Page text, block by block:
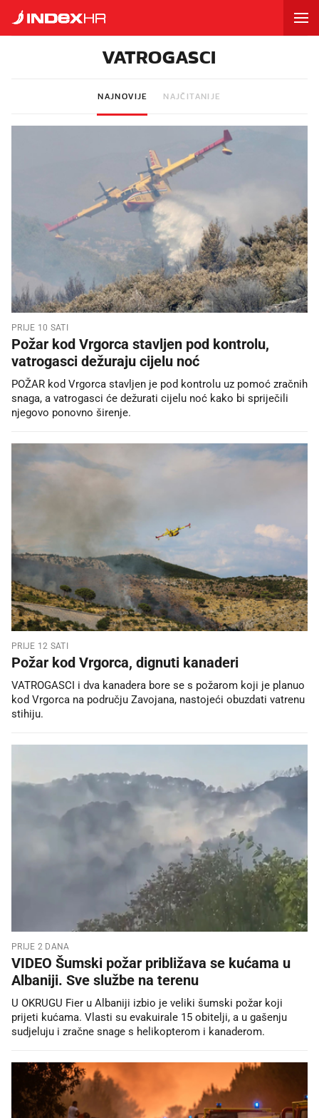
VATROGASCI
NAJNOVIJE NAJČITANIJE
PRIJE 10 SATI
Požar kod Vrgorca stavljen pod kontrolu,
vatrogasci dežuraju cijelu noć
POŽAR kod Vrgorca stavljen je pod kontrolu uz pomoć zračnih
snaga, a vatrogasci će dežurati cijelu noć kako bi spriječili
njegovo ponovno širenje.
PRIJE 12 SATI
Požar kod Vrgorca, dignuti kanaderi
VATROGASCI i dva kanadera bore se s požarom koji je planuo
kod Vrgorca na području Zavojana, nastojeći obuzdati vatrenu
stihiju.
PRIJE 2 DANA
VIDEO Šumski požar približava se kućama u
Albaniji. Sve službe na terenu
U OKRUGU Fier u Albaniji izbio je veliki šumski požar koji
prijeti kućama. Vlasti su evakuirale 15 obitelji, a u gašenju
sudjeluju i zračne snage s helikopterom i kanaderom.